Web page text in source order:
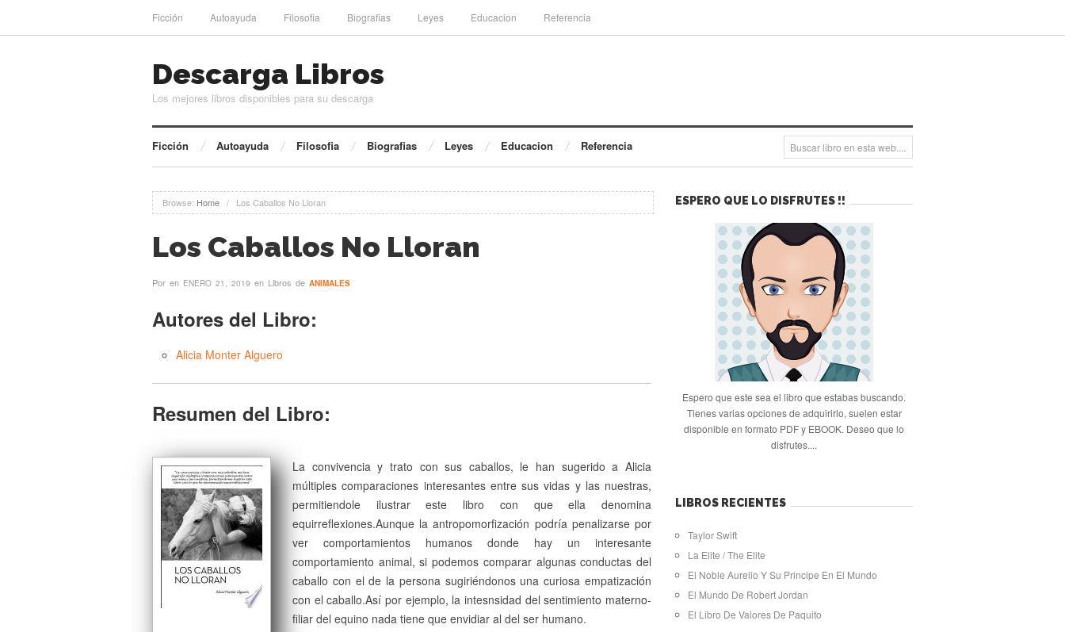
Ficción Autoayuda Filosofia Biografias Leyes Educacion Referencia
Descarga Libros
Los mejores libros disponibles para su descarga
Ficción Autoayuda Filosofia Biografias Leyes Educacion Referencia
Browse: Home / Los Caballos No Lloran
Los Caballos No Lloran
Por en ENERO 21, 2019 en Libros de ANIMALES
Autores del Libro:
Alicia Monter Alguero
Resumen del Libro:
La convivencia y trato con sus caballos, le han sugerido a Alicia
múltiples comparaciones interesantes entre sus vidas y las nuestras,
permitiendole ilustrar este libro con que ella denomina
equirreflexiones.Aunque la antropomorfización podría penalizarse por
ver comportamientos humanos donde hay un interesante
comportamiento animal, si podemos comparar algunas conductas del
caballo con el de la persona sugiriéndonos una curiosa empatización
con el caballo.Así por ejemplo, la intesnsidad del sentimiento materno-
filiar del equino nada tiene que envidiar al del ser humano.
ESPERO QUE LO DISFRUTES !!
Espero que este sea el libro que estabas buscando.
Tienes varias opciones de adquirirlo, suelen estar
disponible en formato PDF y EBOOK. Deseo que lo
disfrutes....
LIBROS RECIENTES
Taylor Swift
La Elite / The Elite
El Noble Aurelio Y Su Principe En El Mundo
El Mundo De Robert Jordan
El Libro De Valores De Paquito